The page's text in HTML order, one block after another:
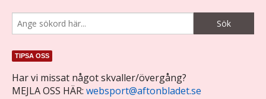
TIPSA OSS
Har vi missat något skvaller/övergång?
MEJLA OSS HÄR: websport@aftonbladet.se